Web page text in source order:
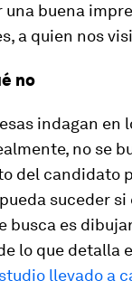
buena
a quien nos
no
indagan en
no se
del candidato
suceder si
busca es
lo que detalla
llevado a